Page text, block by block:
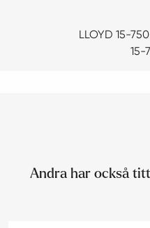
LLOYD 15-
15-
Andra har också